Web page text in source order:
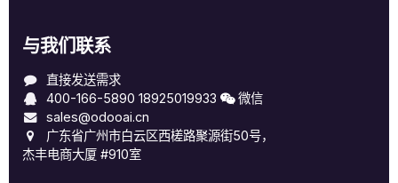
与我们联系
直接发送需求
400-166-5890 18925019933
微信
sales@odooai.cn
广东省广州市白云区西槎路聚源街50号，
杰丰电商大厦 #910室